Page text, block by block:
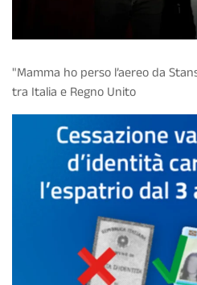
"Mamma ho perso l’aereo da
tra Italia e Regno Unito